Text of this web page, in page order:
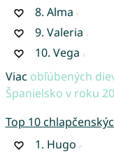
8. Alma
9. Valeria
10. Vega
Viac obľúbených
Španielsko v roku
Top 10
1. Hugo